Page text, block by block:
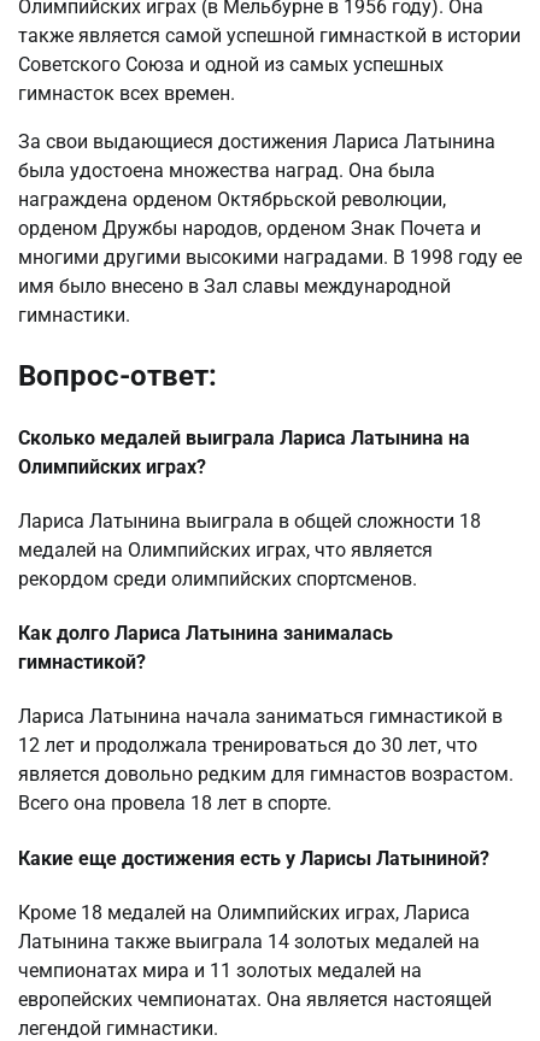
Олимпийских играх (в Мельбурне в 1956 году). Она
также является самой успешной гимнасткой в истории
Советского Союза и одной из самых успешных
гимнасток всех времен.
За свои выдающиеся достижения Лариса Латынина
была удостоена множества наград. Она была
награждена орденом Октябрьской революции,
орденом Дружбы народов, орденом Знак Почета и
многими другими высокими наградами. В 1998 году ее
имя было внесено в Зал славы международной
гимнастики.
Вопрос-ответ:
Сколько медалей выиграла Лариса Латынина на
Олимпийских играх?
Лариса Латынина выиграла в общей сложности 18
медалей на Олимпийских играх, что является
рекордом среди олимпийских спортсменов.
Как долго Лариса Латынина занималась
гимнастикой?
Лариса Латынина начала заниматься гимнастикой в
12 лет и продолжала тренироваться до 30 лет, что
является довольно редким для гимнастов возрастом.
Всего она провела 18 лет в спорте.
Какие еще достижения есть у Ларисы Латыниной?
Кроме 18 медалей на Олимпийских играх, Лариса
Латынина также выиграла 14 золотых медалей на
чемпионатах мира и 11 золотых медалей на
европейских чемпионатах. Она является настоящей
легендой гимнастики.